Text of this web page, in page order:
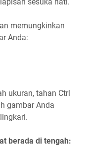
memungkinkan
Anda:
ukuran, tahan Ctrl
gambar Anda
berada di tengah: